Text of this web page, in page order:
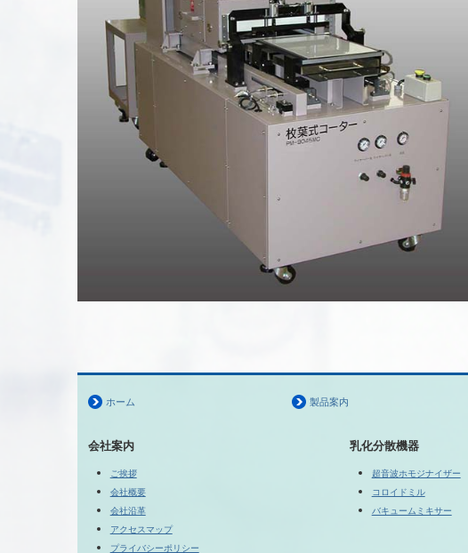
ホーム 製品案内
会社案内
ご挨拶
会社概要
会社沿革
アクセスマップ
プライバシーポリシー
乳化分散機器
超音波ホモジナイザー
コロイドミル
バキュームミキサー